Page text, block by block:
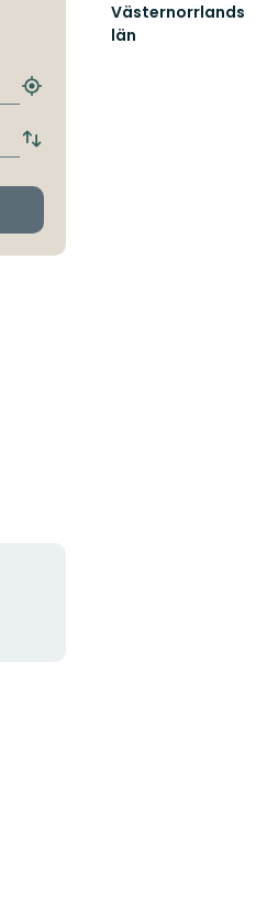
Hitta
hållplats
Byt
och
Västernorrlands
län